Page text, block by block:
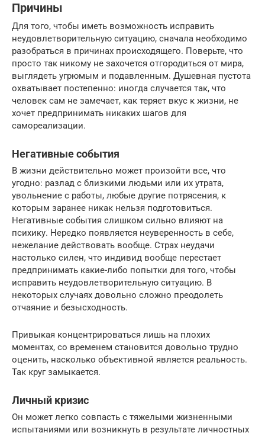
Причины
Для того, чтобы иметь возможность исправить
неудовлетворительную ситуацию, сначала необходимо
разобраться в причинах происходящего. Поверьте, что
просто так никому не захочется отгородиться от мира,
выглядеть угрюмым и подавленным. Душевная пустота
охватывает постепенно: иногда случается так, что
человек сам не замечает, как теряет вкус к жизни, не
хочет предпринимать никаких шагов для
самореализации.
Негативные события
В жизни действительно может произойти все, что
угодно: разлад с близкими людьми или их утрата,
увольнение с работы, любые другие потрясения, к
которым заранее никак нельзя подготовиться.
Негативные события слишком сильно влияют на
психику. Нередко появляется неуверенность в себе,
нежелание действовать вообще. Страх неудачи
настолько силен, что индивид вообще перестает
предпринимать какие-либо попытки для того, чтобы
исправить неудовлетворительную ситуацию. В
некоторых случаях довольно сложно преодолеть
отчаяние и безысходность.
Привыкая концентрироваться лишь на плохих
моментах, со временем становится довольно трудно
оценить, насколько объективной является реальность.
Так круг замыкается.
Личный кризис
Он может легко совпасть с тяжелыми жизненными
испытаниями или возникнуть в результате личностных